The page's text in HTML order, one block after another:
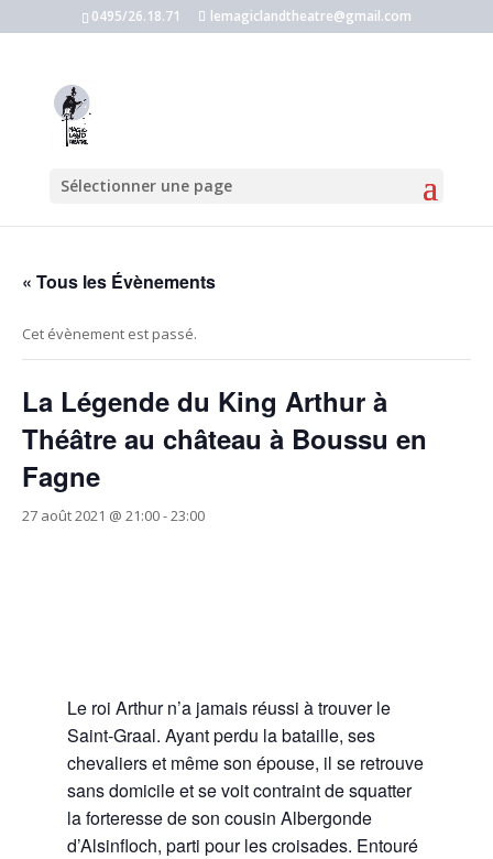
0495/26.18.71 lemagiclandtheatre@gmail.com
Sélectionner une page
« Tous les Évènements
Cet évènement est passé.
La Légende du King Arthur à
Théâtre au château à Boussu en
Fagne
27 août 2021 @ 21:00-23:00
Le roi Arthur n’a jamais réussi à trouver le
Saint-Graal. Ayant perdu la bataille, ses
chevaliers et même son épouse, il se retrouve
sans domicile et se voit contraint de squatter
la forteresse de son cousin Albergonde
d’Alsinfloch, parti pour les croisades. Entouré